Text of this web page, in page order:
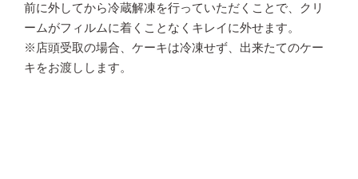
前に外してから冷蔵解凍を行っていただくことで、クリ
ームがフィルムに着くことなくキレイに外せます。
※店頭受取の場合、ケーキは冷凍せず、出来たてのケー
キをお渡しします。